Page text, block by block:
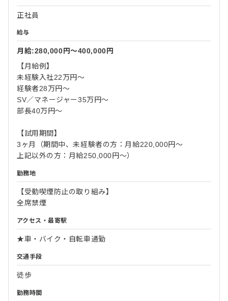
正社員
給与
月給:280,000円〜400,000円
【月給例】
未経験入社22万円～
経験者28万円～
SV／マネージャー35万円～
部長40万円～
【試用期間】
3ヶ月（期間中、未経験者の方：月給220,000円～
上記以外の方：月給250,000円～）
勤務地
【受動喫煙防止の取り組み】
全席禁煙
アクセス・最寄駅
★車・バイク・自転車通勤
交通手段
徒歩
勤務時間